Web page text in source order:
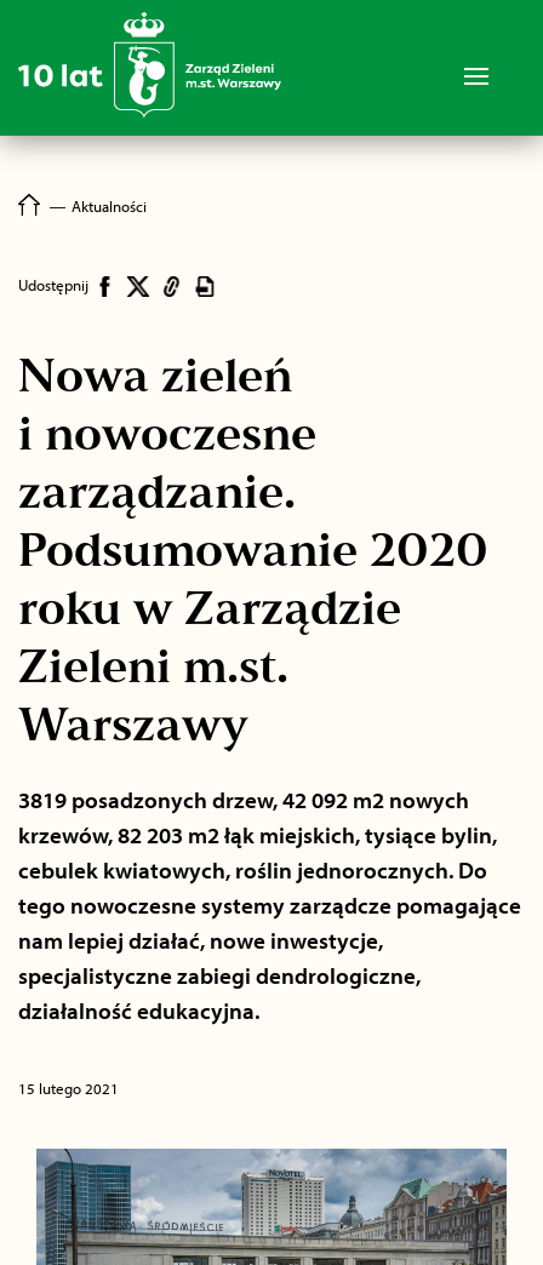
― Aktualności
Udostępnij
Nowa zieleń
i nowoczesne
zarządzanie.
Podsumowanie 2020
roku w Zarządzie
Zieleni m.st.
Warszawy
3819 posadzonych drzew, 42 092 m2 nowych
krzewów, 82 203 m2 łąk miejskich, tysiące bylin,
cebulek kwiatowych, roślin jednorocznych. Do
tego nowoczesne systemy zarządcze pomagające
nam lepiej działać, nowe inwestycje,
specjalistyczne zabiegi dendrologiczne,
działalność edukacyjna.
15 lutego 2021